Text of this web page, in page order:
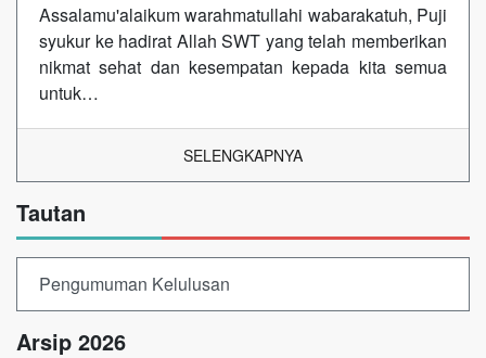
Assalamu'alaikum warahmatullahi wabarakatuh, Puji
syukur ke hadirat Allah SWT yang telah memberikan
nikmat sehat dan kesempatan kepada kita semua
untuk…
SELENGKAPNYA
Tautan
Pengumuman Kelulusan
Arsip 2026